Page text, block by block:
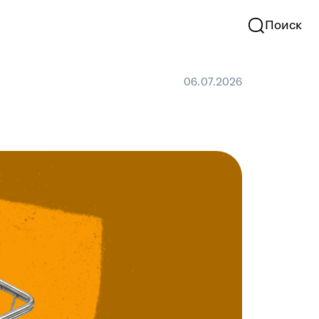
Поиск
06.07.2026